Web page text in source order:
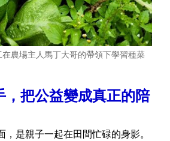
農場主人馬丁大哥的帶領下學習種菜
把公益變成真正的陪
，是親子一起在田間忙碌的身影。